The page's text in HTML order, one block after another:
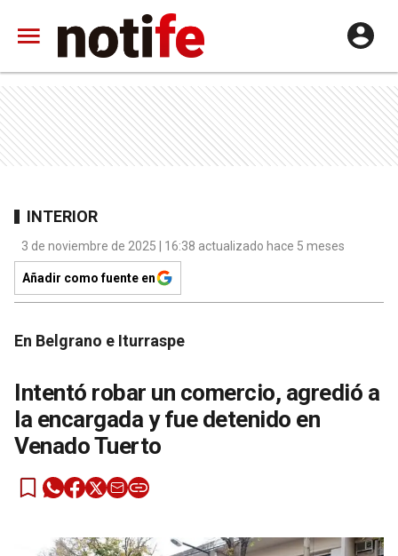
INTERIOR
3 de noviembre de 2025 | 16:38 actualizado hace 5 meses
Añadir como fuente en
En Belgrano e Iturraspe
Intentó robar un comercio, agredió a
la encargada y fue detenido en
Venado Tuerto